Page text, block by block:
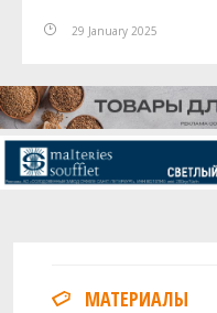
29 January 2025
МАТЕРИАЛЫ